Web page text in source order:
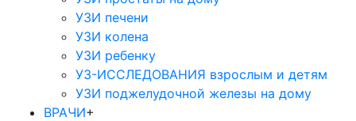
УЗИ печени
УЗИ колена
УЗИ ребенку
УЗ-ИССЛЕДОВАНИЯ взрослым и детям
УЗИ поджелудочной железы на дому
ВРАЧИ+